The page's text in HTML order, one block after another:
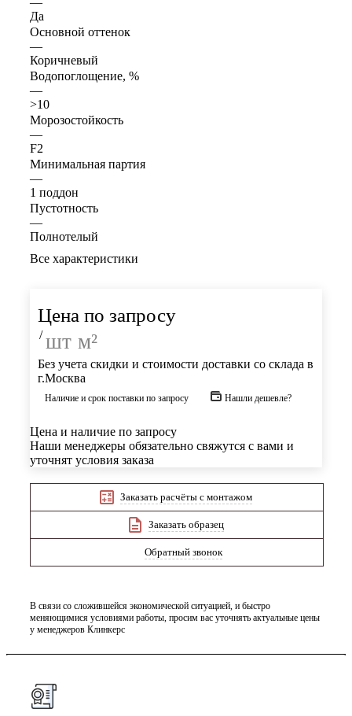
Да
Основной оттенок
—
Коричневый
Водопоглощение, %
—
>10
Морозостойкость
—
F2
Минимальная партия
—
1 поддон
Пустотность
—
Полнотелый
Все характеристики
Цена по запросу
/ шт м²
Без учета скидки и стоимости доставки со склада в
г.Москва
Наличие и срок поставки по запросу Нашли дешевле?
Цена и наличие по запросу
Наши менеджеры обязательно свяжутся с вами и
уточнят условия заказа
Заказать расчёты с монтажом
Заказать образец
Обратный звонок
В связи со сложившейся экономической ситуацией, и быстро
меняющимися условиями работы, просим вас уточнять актуальные цены
у менеджеров Клинкерс